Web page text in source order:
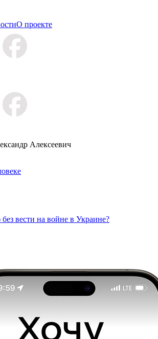
О проекте
Алексеевич
вести на войне в Украине?